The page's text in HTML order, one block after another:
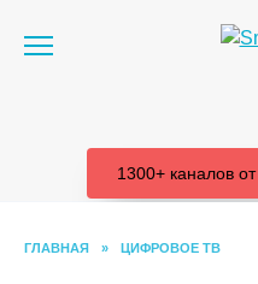
1300+ каналов
ГЛАВНАЯ » ЦИФРОВОЕ ТВ